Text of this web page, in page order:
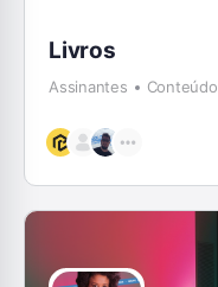
Livros
Assinantes Conteúdo